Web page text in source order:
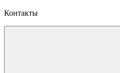
Контакты